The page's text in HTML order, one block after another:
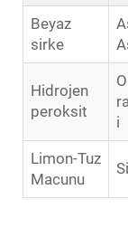
Beyaz
sirke
Hidrojen
peroksit
i
Limon-Tuz
Macunu